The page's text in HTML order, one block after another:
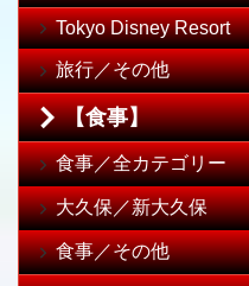
Tokyo Disney Resort
旅行／その他
【食事】
食事／全カテゴリー
大久保／新大久保
食事／その他